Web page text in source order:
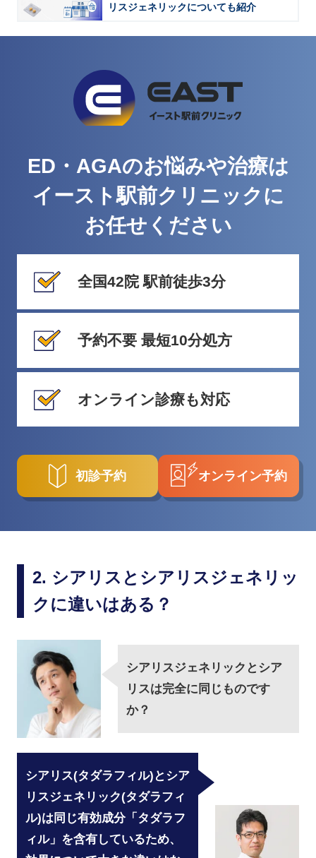
リスジェネリックについても紹介
ED・AGAのお悩みや治療は
イースト駅前クリニックに
お任せください
全国42院 駅前徒歩3分
予約不要 最短10分処方
オンライン診療も対応
初診予約 オンライン予約
シアリスとシアリスジェネリッ
クに違いはある？
シアリスジェネリックとシア
リスは完全に同じものです
か？
シアリス(タダラフィル)とシア
リスジェネリック(タダラフィ
ル)は同じ有効成分「タダラフ
ィル」を含有しているため、